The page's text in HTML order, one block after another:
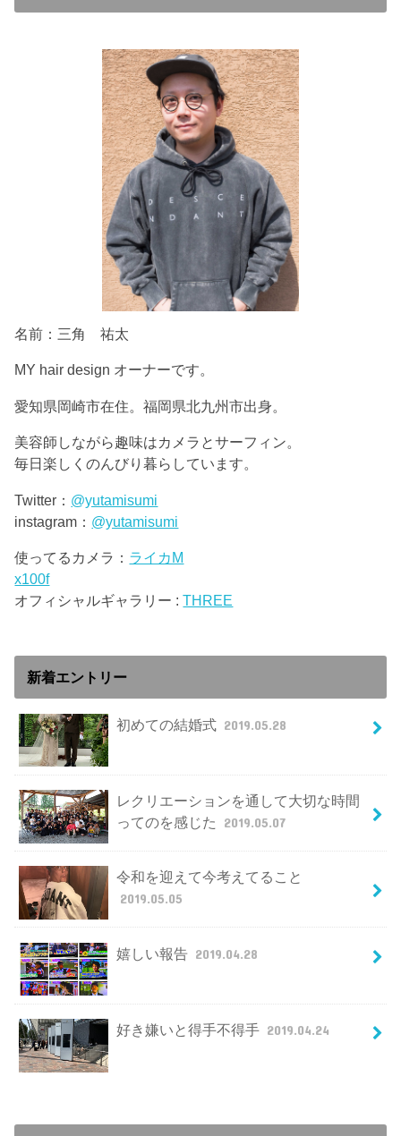
名前：三角 祐太
MY hair design オーナーです。
愛知県岡崎市在住。福岡県北九州市出身。
美容師しながら趣味はカメラとサーフィン。
毎日楽しくのんびり暮らしています。
Twitter： @yutamisumi
instagram： @yutamisumi
使ってるカメラ： ライカM
x100f
オフィシャルギャラリー :THREE
新着エントリー
初めての結婚式 2019.05.28
レクリエーションを通して大切な時間
ってのを感じた
2019.05.07
令和を迎えて今考えてること
2019.05.05
嬉しい報告 2019.04.28
好き嫌いと得手不得手 2019.04.24